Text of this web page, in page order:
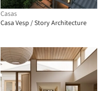
Casas
Casa Vesp / Story Architecture